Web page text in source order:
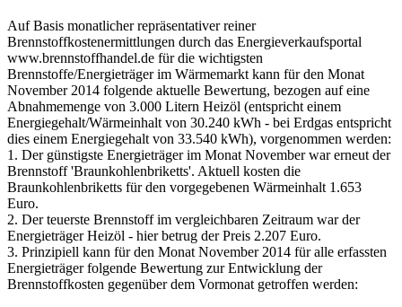
Auf Basis monatlicher repräsentativer reiner
Brennstoffkostenermittlungen durch das Energieverkaufsportal
www.brennstoffhandel.de für die wichtigsten
Brennstoffe/Energieträger im Wärmemarkt kann für den Monat
November 2014 folgende aktuelle Bewertung, bezogen auf eine
Abnahmemenge von 3.000 Litern Heizöl (entspricht einem
Energiegehalt/Wärmeinhalt von 30.240 kWh - bei Erdgas entspricht
dies einem Energiegehalt von 33.540 kWh), vorgenommen werden:
1. Der günstigste Energieträger im Monat November war erneut der
Brennstoff 'Braunkohlenbriketts'. Aktuell kosten die
Braunkohlenbriketts für den vorgegebenen Wärmeinhalt 1.653
Euro.
2. Der teuerste Brennstoff im vergleichbaren Zeitraum war der
Energieträger Heizöl - hier betrug der Preis 2.207 Euro.
3. Prinzipiell kann für den Monat November 2014 für alle erfassten
Energieträger folgende Bewertung zur Entwicklung der
Brennstoffkosten gegenüber dem Vormonat getroffen werden: